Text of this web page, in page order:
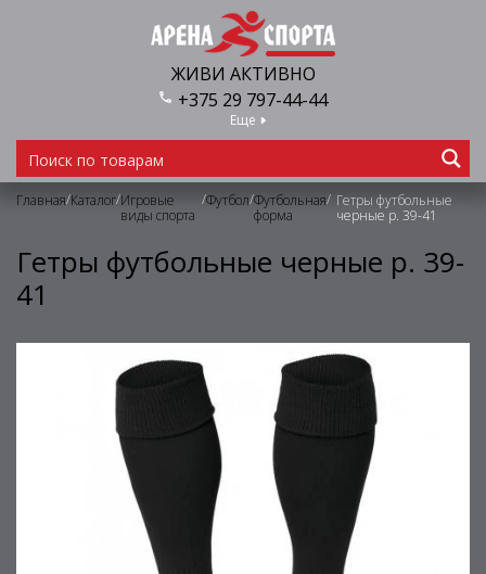
ЖИВИ АКТИВНО
+375 29 797-44-44
Еще
Главная/Каталог/Игровые
виды спорта
/Футбол/Футбольная
форма
/ Гетры футбольные
черные р. 39-41
Гетры футбольные черные р. 39-
41